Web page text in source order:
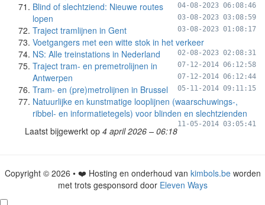
04-08-2023 06:08:46
Blind of slechtziend: Nieuwe routes
lopen
03-08-2023 03:08:59
Traject tramlijnen in Gent 03-08-2023 01:08:17
Voetgangers met een witte stok in het verkeer
02-08-2023 02:08:31
NS: Alle treinstations in Nederland
07-12-2014 06:12:58
Traject tram- en premetrolijnen in
Antwerpen
07-12-2014 06:12:44
Tram- en (pre)metrolijnen in Brussel 05-11-2014 09:11:15
Natuurlijke en kunstmatige looplijnen (waarschuwings-,
ribbel- en informatietegels) voor blinden en slechtzienden
11-05-2014 03:05:41
Laatst bijgewerkt op 4 april 2026 – 06:18
Copyright © 2026 • ❤️ Hosting en onderhoud van kimbols.beworden
met trots gesponsord door Eleven Ways